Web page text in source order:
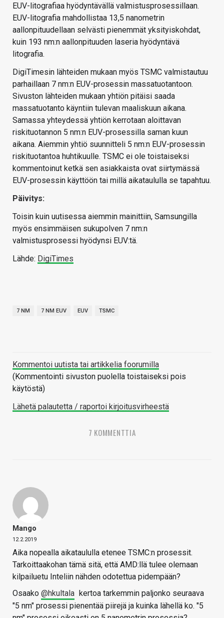
EUV-litografiaa hyödyntävällä valmistusprosessillaan.
EUV-litografia mahdollistaa 13,5 nanometrin
aallonpituudellaan selvästi pienemmät yksityiskohdat,
kuin 193 nm:n aallonpituuden laseria hyödyntävä
litografia.
DigiTimesin lähteiden mukaan myös TSMC valmistautuu
parhaillaan 7 nm:n EUV-prosessin massatuotantoon.
Sivuston lähteiden mukaan yhtiön pitäisi saada
massatuotanto käyntiin tulevan maaliskuun aikana.
Samassa yhteydessä yhtiön kerrotaan aloittavan
riskituotannon 5 nm:n EUV-prosessilla saman kuun
aikana. Aiemmin yhtiö suunnitteli 5 nm:n EUV-prosessin
riskituotantoa huhtikuulle. TSMC ei ole toistaiseksi
kommentoinut ketkä sen asiakkaista ovat siirtymässä
EUV-prosessin käyttöön tai millä aikataululla se tapahtuu.
Päivitys:
Toisin kuin uutisessa aiemmin mainittiin, Samsungilla
myös ensimmäisen sukupolven 7 nm:n
valmistusprosessi hyödynsi EUV:tä.
Lähde: DigiTimes
7 NM 7 NM EUV EUV TSMC
Kommentoi uutista tai artikkelia foorumilla
(Kommentointi sivuston puolella toistaiseksi pois
käytöstä)
Lähetä palautetta / raportoi kirjoitusvirheestä
7 KOMMENTTIA
Mango
12.2.2019
Aika nopealla aikataululla etenee TSMC:n prosessit.
Tarkoittaakohan tämä sitä, että AMD:llä tulee olemaan
kilpailuetu Inteliin nähden odotettua pidempään?
Osaako @hkultala kertoa tarkemmin paljonko seuraava
"5 nm" prosessi pienentää piirejä ja kuinka lähellä ko. "5